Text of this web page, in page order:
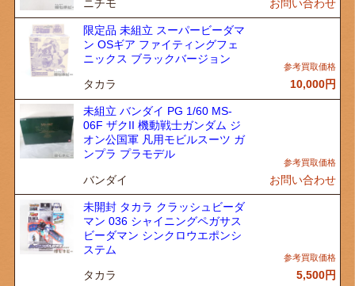
ニチモ お問い合わせ
限定品 未組立 スーパービーダマ
ン OSギア ファイティングフェ
ニックス ブラックバージョン
タカラ 10,000円
未組立 バンダイ PG 1/60 MS-
06F ザクII 機動戦士ガンダム ジ
オン公国軍 凡用モビルスーツ ガ
ンプラ プラモデル
バンダイ お問い合わせ
未開封 タカラ クラッシュビーダ
マン 036 シャイニングペガサス
ビーダマン シンクロウエポンシ
ステム
タカラ 5,500円